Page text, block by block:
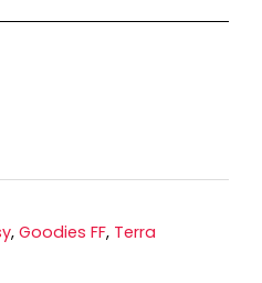
, Goodies FF, Terra